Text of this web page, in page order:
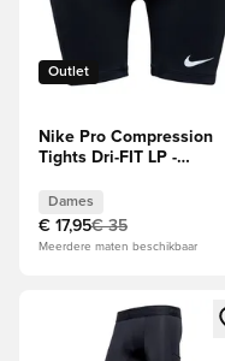
Outlet
Nike Pro Compression
Tights Dri-FIT LP -
Dames
€ 17,95€ 35
Meerdere maten beschikbaar
Opent een venster